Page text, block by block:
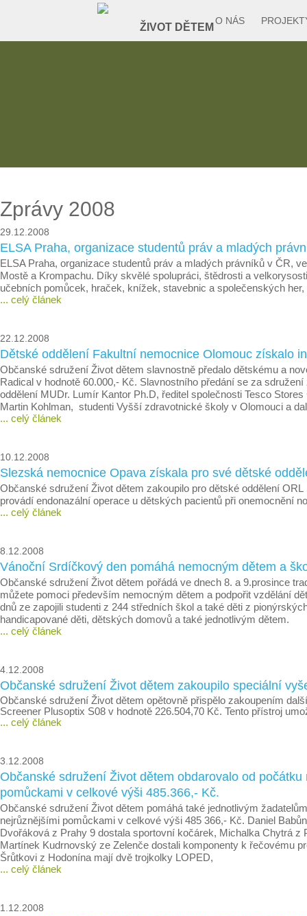
O NÁS
Zprávy 2008
29.12.2008
ELSA Praha, organizace studentů práv a mladých
ELSA Praha, organizace studentů práv a mladých právníků v ČR,
Mostě a Krompachu. Díky skvělé spolupráci, štědrosti a
učebních pomůcek, hraček, knížek, stavebnic a společenských
... celý článek
22.12.2008
Dětské oddělení Fakultní nemocnice Olomouc získalo
Občanské sdružení Život dětem slavnostně předalo dětskému a
Radical v hodnotě 60.000,- Kč. Slavnostního předání se za
oddělení MUDr. Lumír Kantor Ph.D, ředitel společnosti Tesco
Martin Kohlman, studenti Vyšší zdravotnické školy v Olomouci a
... celý článek
10.12.2008
Slezská nemocnice Opava získala pro své dětské
Občanské sdružení Život dětem zakoupilo pro dětské oddělení
provádí endonazální operace u dětských pacientů při onemocnění
... celý článek
8.12.2008
Vánoční Srdíčkový den pomáhá nemocným dětem a
Občanské sdružení Život dětem pořádá ve dnech 8. a 9.prosince
můžete pomoci především nemocným dětem a podpořit vzdělání
dnů ze zapojili studenti z 244 středních škol a také děti z
handicapované děti, dětských domovů a také jednotlivým dětem.
... celý článek
4.12.2008
Občanské sdružení Život dětem zakoupilo speciální
Občanské sdružení Život dětem opětovně přispělo zakoupením
Screener Plusoptix S08 v hodnotě 226.504,70 Kč. Tento přístroj
... celý článek
3.12.2008
Občanské sdružení Život dětem obdarovalo od
pomůckami v celkové výši 485.366,- Kč.
Občanské sdružení Život dětem pomáhá také jednotlivým
nejrůznějšími pomůckami v celkové výši 485 366,- Kč. Daniel
Dvořáková z Prahy 9 dostala sportovní kočárek, Michalka Chytrá
Martínek Kudrnovský ze Zelenče dostali komponenty k řečovému
Šrůtkovi z Hodonína mají dvě trojkolky LOPED,
... celý článek
1.12.2008